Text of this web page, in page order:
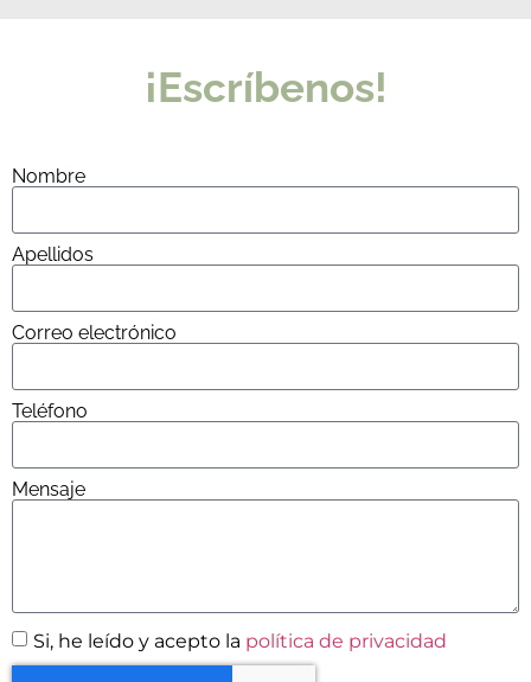
¡Escríbenos!
Nombre
Apellidos
Correo electrónico
Teléfono
Mensaje
Si, he leído y acepto la política de privacidad